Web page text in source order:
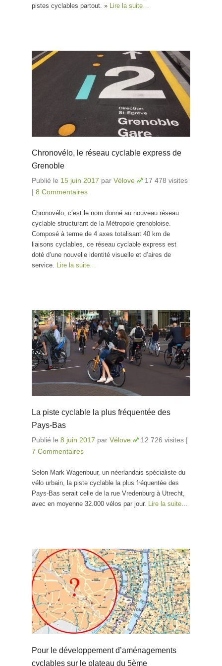
pistes cyclables partout. » Lire la suite…
Chronovélo, le réseau cyclable express de
Grenoble
Publié le 15 juin 2017 par Vélove
17 478 visites
| 8 Commentaires
Chronovélo, c’est le nom donné au nouveau réseau
cyclable structurant de la Métropole grenobloise.
Composé à terme de 4 axes totalisant 40 km de
liaisons cyclables, ce réseau cyclable express est
doté d’une nouvelle identité visuelle et d’aires de
service.
Lire la suite…
La piste cyclable la plus fréquentée des
Pays-Bas
Publié le 8 juin 2017 par Vélove 12 726 visites |
7 Commentaires
Selon Mark Wagenbuur, un néerlandais spécialiste du
vélo urbain, la piste cyclable la plus fréquentée des
Pays-Bas serait celle de la rue Vredenburg à Utrecht,
avec en moyenne 32.000 vélos par jour. Lire la suite…
Pour le développement d’aménagements
cyclables sur le plateau du 5ème